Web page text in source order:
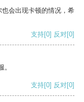
会出现卡顿的情况，希
支持[0] 反对[0]
支持[0] 反对[0]